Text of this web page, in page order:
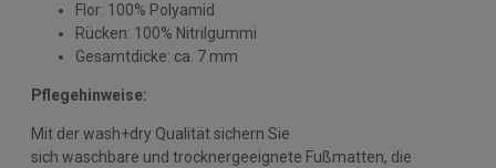
Flor: 100% Polyamid
Rücken: 100% Nitrilgummi
Gesamtdicke: ca. 7 mm
Pflegehinweise:
Mit der wash+dry Qualität sichern Sie
sich waschbare und trocknergeeignete Fußmatten, die